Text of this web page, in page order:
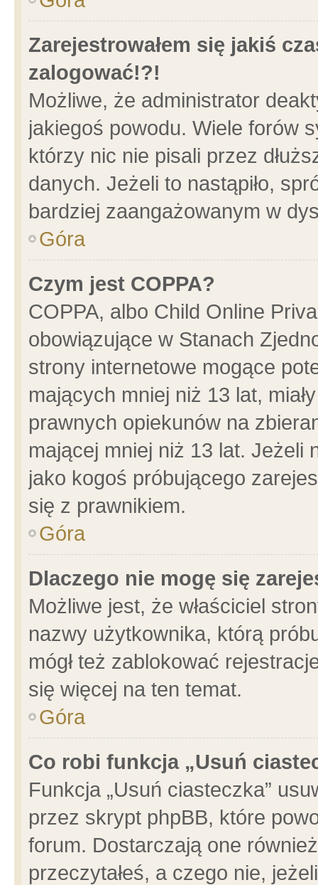
Zarejestrowałem się jakiś
zalogować!?!
Możliwe, że administrator
jakiegoś powodu. Wiele forów
którzy nic nie pisali przez
danych. Jeżeli to nastąpiło,
bardziej zaangażowanym w
Góra
Czym jest COPPA?
COPPA, albo Child Online
obowiązujące w Stanach
strony internetowe mogące
mających mniej niż 13 lat,
prawnych opiekunów na
mającej mniej niż 13 lat. Jeżeli
jako kogoś próbującego
się z prawnikiem.
Góra
Dlaczego nie mogę się
Możliwe jest, że właściciel
nazwy użytkownika, którą
mógł też zablokować
się więcej na ten temat.
Góra
Co robi funkcja „Usuń
Funkcja „Usuń ciasteczka”
przez skrypt phpBB, które
forum. Dostarczają one
przeczytałeś, a czego nie,